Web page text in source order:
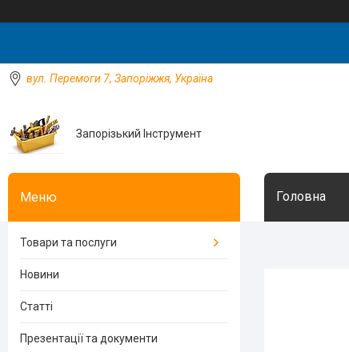
вул. Перемоги 7, Запоріжжя, Україна
Запорізький Інструмент
Головна
Товари та послуги
Новини
Статті
Презентації та документи